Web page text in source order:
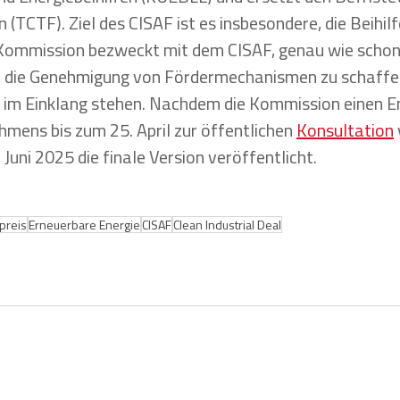
(TCTF). Ziel des CISAF ist es insbesondere, die
bezweckt mit dem CISAF, genau wie
Genehmigung von Fördermechanismen zu
Einklang stehen. Nachdem die Kommission einen
bis zum 25. April zur öffentlichen Konsultation
2025 die finale Version veröffentlicht.
Erneuerbare EnergieCISAFClean Industrial Deal